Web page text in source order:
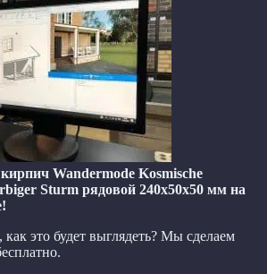
Wandermode Kosmische
Sturm рядовой 240x50x50 мм на
как это будет выглядеть? Мы сделаем